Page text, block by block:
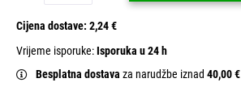
Cijena dostave: 2,24 €
Vrijeme isporuke:Isporuka u 24 h
Besplatna dostava za narudžbe iznad 40,00 €